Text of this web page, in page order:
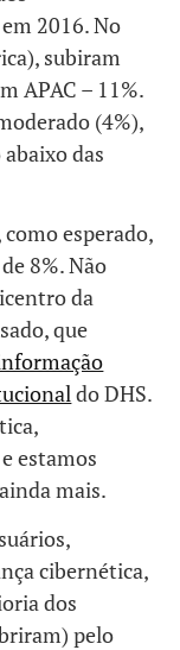
2016. No
subiram
APAC – 11%.
(4%),
das
esperado,
8%. Não
da
que
do DHS.
estamos
mais.
cibernética,
dos
pelo